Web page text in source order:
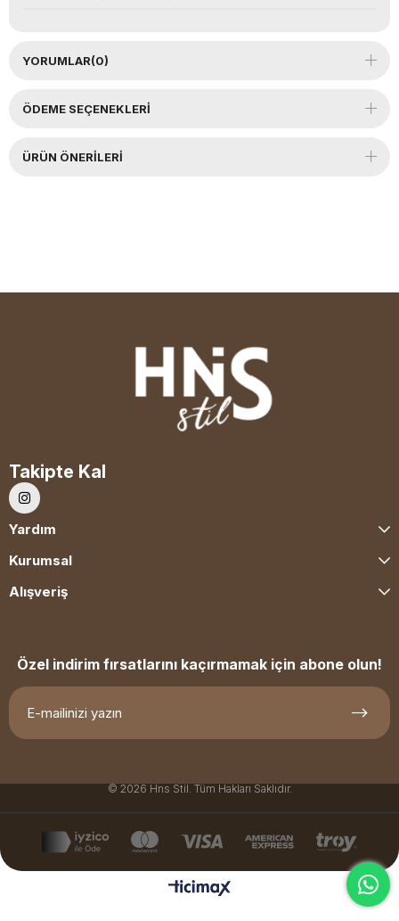
YORUMLAR(0)
ÖDEME SEÇENEKLERI
ÜRÜN ÖNERILERI
Takipte Kal
Yardım
Kurumsal
Alışveriş
Özel indirim fırsatlarını kaçırmamak için abone olun!
© 2026 Hns Stil. Tüm Hakları Saklıdır.